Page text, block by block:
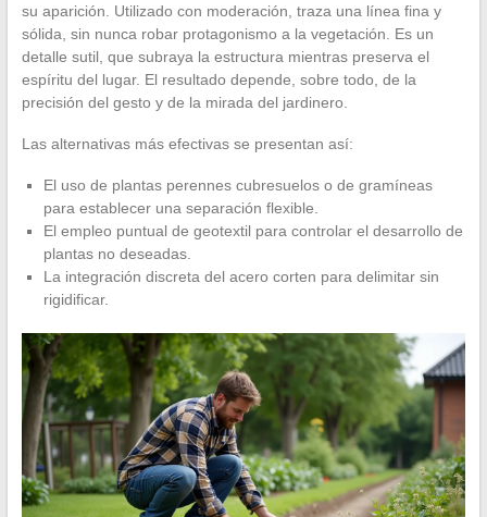
su aparición. Utilizado con moderación, traza una línea fina y
sólida, sin nunca robar protagonismo a la vegetación. Es un
detalle sutil, que subraya la estructura mientras preserva el
espíritu del lugar. El resultado depende, sobre todo, de la
precisión del gesto y de la mirada del jardinero.
Las alternativas más efectivas se presentan así:
El uso de plantas perennes cubresuelos o de gramíneas
para establecer una separación flexible.
El empleo puntual de geotextil para controlar el desarrollo de
plantas no deseadas.
La integración discreta del acero corten para delimitar sin
rigidificar.